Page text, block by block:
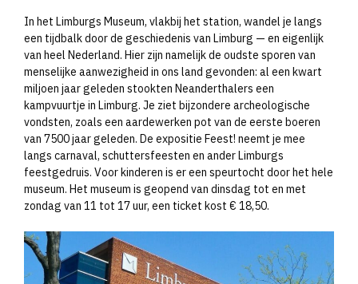
In het Limburgs Museum, vlakbij het station, wandel je langs
een tijdbalk door de geschiedenis van Limburg — en eigenlijk
van heel Nederland. Hier zijn namelijk de oudste sporen van
menselijke aanwezigheid in ons land gevonden: al een kwart
miljoen jaar geleden stookten Neanderthalers een
kampvuurtje in Limburg. Je ziet bijzondere archeologische
vondsten, zoals een aardewerken pot van de eerste boeren
van 7500 jaar geleden. De expositie Feest! neemt je mee
langs carnaval, schuttersfeesten en ander Limburgs
feestgedruis. Voor kinderen is er een speurtocht door het hele
museum. Het museum is geopend van dinsdag tot en met
zondag van 11 tot 17 uur, een ticket kost € 18,50.